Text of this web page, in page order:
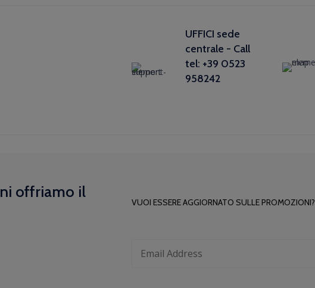
UFFICI sede
centrale - Call
tel: +39 0523
958242
offriamo il
VUOI ESSERE AGGIORNATO SULLE PROMOZIONI?